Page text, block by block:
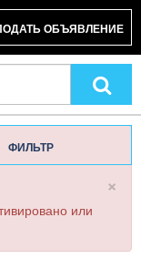
ОБЪЯВЛЕНИЕ
ФИЛЬТР
×
или